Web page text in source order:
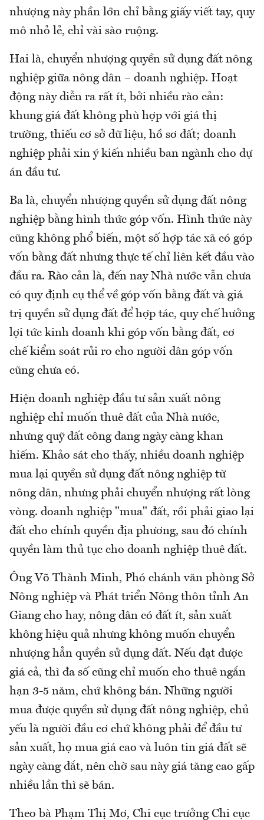
nhượng này phần lớn chỉ bằng giấy viết tay, quy
mô nhỏ lẻ, chỉ vài sào ruộng.
Hai là, chuyển nhượng quyền sử dụng đất nông
nghiệp giữa nông dân – doanh nghiệp. Hoạt
động này diễn ra rất ít, bởi nhiều rào cản:
khung giá đất không phù hợp với giá thị
trường, thiếu cơ sở dữ liệu, hồ sơ đất; doanh
nghiệp phải xin ý kiến nhiều ban ngành cho dự
án đầu tư.
Ba là, chuyển nhượng quyền sử dụng đất nông
nghiệp bằng hình thức góp vốn. Hình thức này
cũng không phổ biến, một số hợp tác xã có góp
vốn bằng đất nhưng thực tế chỉ liên kết đầu vào
đầu ra. Rào cản là, đến nay Nhà nước vẫn chưa
có quy định cụ thể về góp vốn bằng đất và giá
trị quyền sử dụng đất để hợp tác, quy chế hưởng
lợi tức kinh doanh khi góp vốn bằng đất, cơ
chế kiểm soát rủi ro cho người dân góp vốn
cũng chưa có.
Hiện doanh nghiệp đầu tư sản xuất nông
nghiệp chỉ muốn thuê đất của Nhà nước,
nhưng quỹ đất công đang ngày càng khan
hiếm. Khảo sát cho thấy, nhiều doanh nghiệp
mua lại quyền sử dụng đất nông nghiệp từ
nông dân, nhưng phải chuyển nhượng rất lòng
vòng. doanh nghiệp "mua" đất, rồi phải giao lại
đất cho chính quyền địa phương, sau đó chính
quyền làm thủ tục cho doanh nghiệp thuê đất.
Ông Võ Thành Minh, Phó chánh văn phòng Sở
Nông nghiệp và Phát triển Nông thôn tỉnh An
Giang cho hay, nông dân có đất ít, sản xuất
không hiệu quả nhưng không muốn chuyển
nhượng hẳn quyền sử dụng đất. Nếu đạt được
giá cả, thì đa số cũng chỉ muốn cho thuê ngắn
hạn 3-5 năm, chứ không bán. Những người
mua được quyền sử dụng đất nông nghiệp, chủ
yếu là người đầu cơ chứ không phải để đầu tư
sản xuất, họ mua giá cao và luôn tin giá đất sẽ
ngày càng đắt, nên chờ sau này giá tăng cao gấp
nhiều lần thì sẽ bán.
Theo bà Phạm Thị Mơ, Chi cục trưởng Chi cục